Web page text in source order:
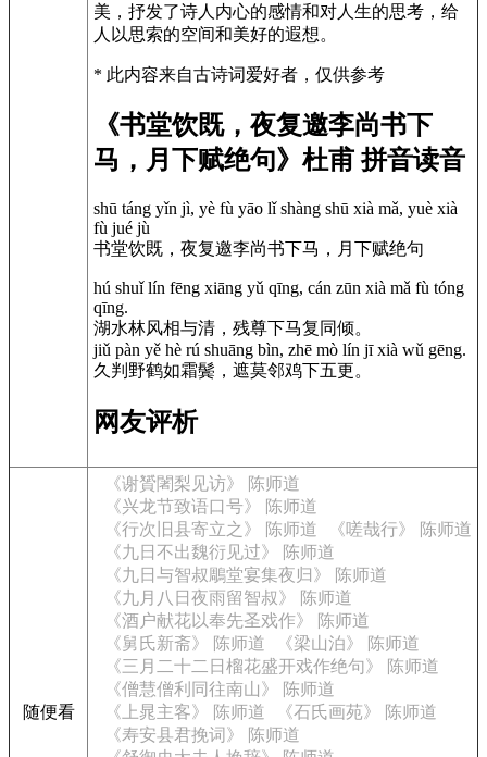
美，抒发了诗人内心的感情和对人生的思考，给
人以思索的空间和美好的遐想。
* 此内容来自古诗词爱好者，仅供参考
《书堂饮既，夜复邀李尚书下
马，月下赋绝句》杜甫 拼音读音
shū táng yǐn jì, yè fù yāo lǐ shàng shū xià mǎ, yuè xià
fù jué jù
书堂饮既，夜复邀李尚书下马，月下赋绝句
hú shuǐ lín fēng xiāng yǔ qīng, cán zūn xià mǎ fù tóng
qīng.
湖水林风相与清，残尊下马复同倾。
jiǔ pàn yě hè rú shuāng bìn, zhē mò lín jī xià wǔ gēng.
久判野鹤如霜鬓，遮莫邻鸡下五更。
网友评析
随便看
《谢贇闍梨见访》 陈师道
《兴龙节致语口号》 陈师道
《行次旧县寄立之》 陈师道
《嗟哉行》 陈师道
《九日不出魏衍见过》 陈师道
《九日与智叔鵰堂宴集夜归》 陈师道
《九月八日夜雨留智叔》 陈师道
《酒户献花以奉先圣戏作》 陈师道
《舅氏新斋》 陈师道
《梁山泊》 陈师道
《三月二十二日榴花盛开戏作绝句》 陈师道
《僧慧僧利同往南山》 陈师道
《上晁主客》 陈师道
《石氏画苑》 陈师道
《寿安县君挽词》 陈师道